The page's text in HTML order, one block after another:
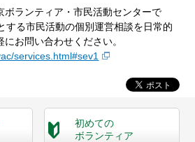
ボランティア・市民活動センターで
する市民活動の個別運営相談を日常的
お問い合わせください。
services.html#sev1
初めての
ボランティア